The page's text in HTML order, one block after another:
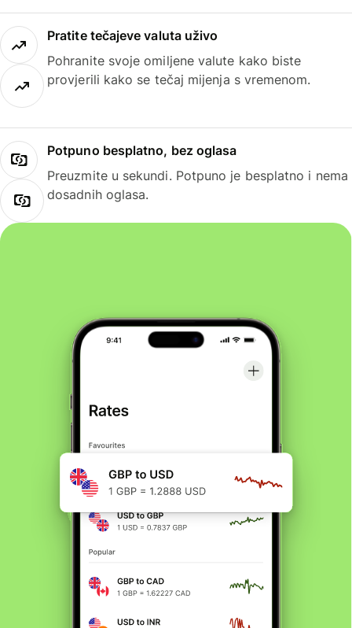
Pratite tečajeve valuta uživo
Pohranite svoje omiljene valute kako biste
provjerili kako se tečaj mijenja s vremenom.
Potpuno besplatno, bez oglasa
Preuzmite u sekundi. Potpuno je besplatno i nema
dosadnih oglasa.